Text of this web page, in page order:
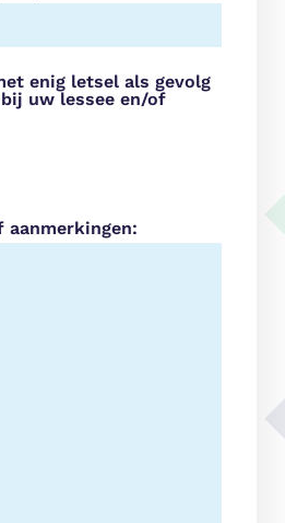
enig letsel als gevolg
uw lessee en/of
aanmerkingen: